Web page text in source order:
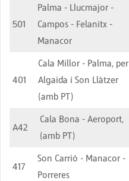
501
Palma - Llucmajor -
Campos - Felanitx -
Manacor
401
Cala Millor - Palma, per
Algaida i Son Llàtzer
(amb PT)
A42
Cala Bona - Aeroport,
(amb PT)
417
Son Carrió - Manacor -
Porreres